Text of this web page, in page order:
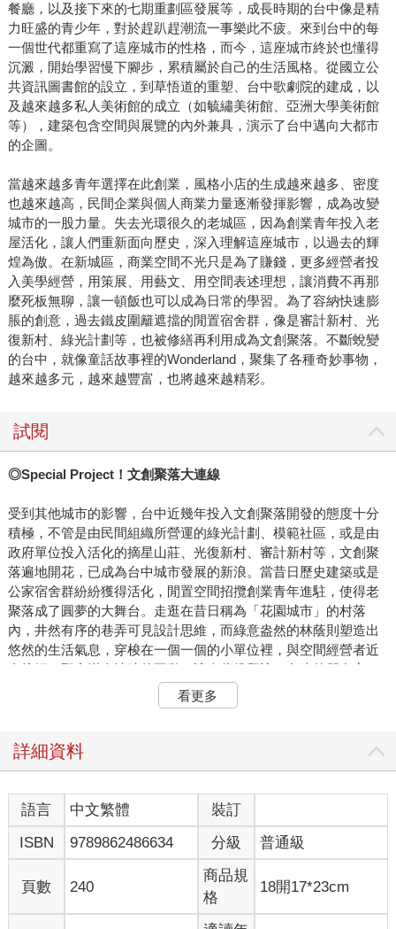
餐廳，以及接下來的七期重劃區發展等，成長時期的台中像是精
力旺盛的青少年，對於趕趴趕潮流一事樂此不疲。來到台中的每
一個世代都重寫了這座城市的性格，而今，這座城市終於也懂得
沉澱，開始學習慢下腳步，累積屬於自己的生活風格。從國立公
共資訊圖書館的設立，到草悟道的重塑、台中歌劇院的建成，以
及越來越多私人美術館的成立（如毓繡美術館、亞洲大學美術館
等），建築包含空間與展覽的內外兼具，演示了台中邁向大都市
的企圖。
當越來越多青年選擇在此創業，風格小店的生成越來越多、密度
也越來越高，民間企業與個人商業力量逐漸發揮影響，成為改變
城市的一股力量。失去光環很久的老城區，因為創業青年投入老
屋活化，讓人們重新面向歷史，深入理解這座城市，以過去的輝
煌為傲。在新城區，商業空間不光只是為了賺錢，更多經營者投
入美學經營，用策展、用藝文、用空間表述理想，讓消費不再那
麼死板無聊，讓一頓飯也可以成為日常的學習。為了容納快速膨
脹的創意，過去鐵皮圍籬遮擋的閒置宿舍群，像是審計新村、光
復新村、綠光計劃等，也被修繕再利用成為文創聚落。不斷蛻變
的台中，就像童話故事裡的Wonderland，聚集了各種奇妙事物，
越來越多元，越來越豐富，也將越來越精彩。
試閱
◎Special Project！文創聚落大連線
受到其他城市的影響，台中近幾年投入文創聚落開發的態度十分
積極，不管是由民間組織所營運的綠光計劃、模範社區，或是由
政府單位投入活化的摘星山莊、光復新村、審計新村等，文創聚
落遍地開花，已成為台中城市發展的新浪。當昔日歷史建築或是
公家宿舍群紛紛獲得活化，閒置空間招攬創業青年進駐，使得老
聚落成了圓夢的大舞台。走逛在昔日稱為「花園城市」的村落
內，井然有序的巷弄可見設計思維，而綠意盎然的林蔭則塑造出
悠然的生活氣息，穿梭在一個一個的小單位裡，與空間經營者近
身接觸，那充滿人情味的互動，讓人彷彿拜訪了久違的朋友家。
★光復社區：啟動摘星計劃， 老眷村有了新靈魂
喜愛老眷村魅力的你，來到台中千萬別錯過霧峰的光復新村。井
灣省政府依據英國「花園城市」概 念打造的新市鎮，全盛時期有
公園綠地、學校、市場，甚至全台灣最先進的下水道系統等等，
社區的生活機能十分完善。儘管建物歷經歲月的斑駁及九二一重
災影響而毀損，住戶們也早已搬離此處，村落顯得荒涼沒落，仍
不難看出一九五○年代聚落的風貌。自台中市政府推動青年創業的
摘星計畫之後，老房得以重新修復也吸引了店家進駐，包括獨立
書店、咖啡館、雜貨店與藝文空間等，昔日的眷屬宿舍在引入多
看更多
詳細資料
語言 中文繁體
裝訂
ISBN
9789862486634 分級 普通級
頁數 240
商品規
格
18開17*23cm